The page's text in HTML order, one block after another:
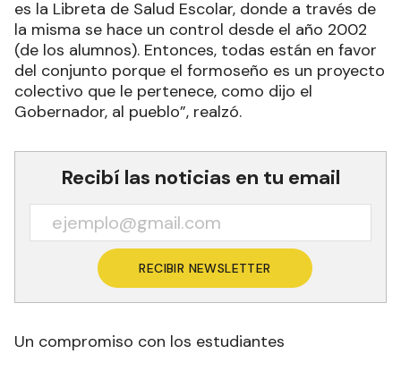
es la Libreta de Salud Escolar, donde a través de
la misma se hace un control desde el año 2002
(de los alumnos). Entonces, todas están en favor
del conjunto porque el formoseño es un proyecto
colectivo que le pertenece, como dijo el
Gobernador, al pueblo”, realzó.
Recibí las noticias en tu email
RECIBIR NEWSLETTER
Un compromiso con los estudiantes